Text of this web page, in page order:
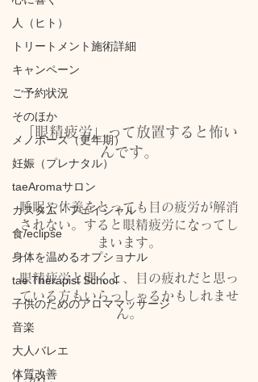
人（ヒト）
トリートメント施術詳細
キャンペーン
ご予約状況
そのほか
メノポーズ（更年期）
妊娠（プレナタル）
taeAromaサロン
カスタム・フェイシャル
食/eclipse
身体を温めるオプショナル
tae Therapist School
子供のためのアロママッサージ
音楽
大人バレエ
体質改善
「眼精疲労」って放置すると怖い
んです。
睡眠や休養をとっても目の疲労が解消
されない。すると眼精疲労になってし
まいます。
眼精疲労と聞くと、目の疲れだと思っ
ている方もいらっしゃるかもしれませ
ん。